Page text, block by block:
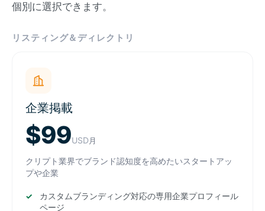
個別に選択できます。
リスティング＆ディレクトリ
企業掲載
$99USD 月
クリプト業界でブランド認知度を高めたいスタートアッ
プや企業
カスタムブランディング対応の専用企業プロフィール
ページ